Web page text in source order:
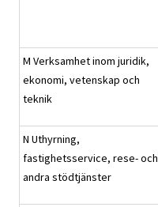
M Verksamhet inom juridik,
ekonomi, vetenskap och
teknik
N Uthyrning,
fastighetsservice, rese- och
andra stödtjänster